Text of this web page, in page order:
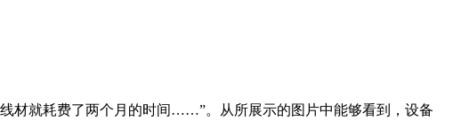
材就耗费了两个月的时间……”。从所展示的图片中能够看到，设备